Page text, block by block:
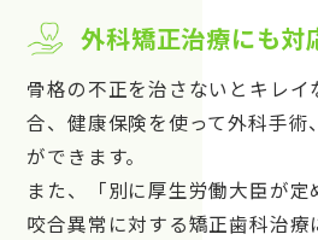
外科矯正治療にも対
骨格の不正を治さないとキレ
合、健康保険を使って外科手術
ができます。
また、「別に厚生労働大臣が
咬合異常に対する矯正歯科治療